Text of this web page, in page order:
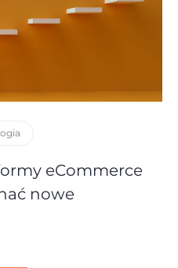
eCommerce
nowe